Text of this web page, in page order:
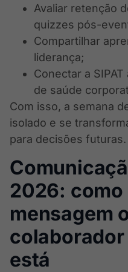
Avaliar retenção
quizzes pós-
Compartilhar
liderança;
Conectar a
de saúde
Com isso, a semana
isolado e se
para decisões futuras.
2026: como
mensagem
está